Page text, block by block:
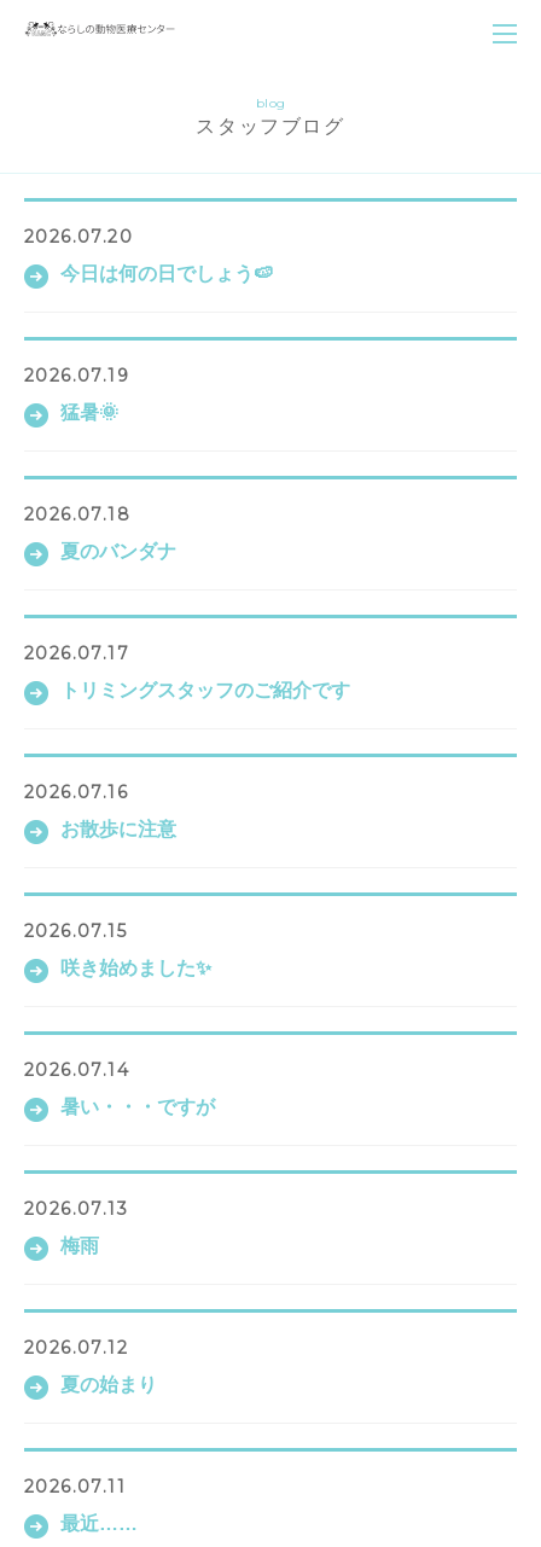
blog
スタッフブログ
2026.07.20
今日は何の日でしょう🍉
2026.07.19
猛暑🌞
2026.07.18
夏のバンダナ
2026.07.17
トリミングスタッフのご紹介です
2026.07.16
お散歩に注意
2026.07.15
咲き始めました✨
2026.07.14
暑い・・・ですが
2026.07.13
梅雨
2026.07.12
夏の始まり
2026.07.11
最近……